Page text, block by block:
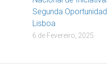
Segunda
Lisboa
6 de Fevereiro, 2025